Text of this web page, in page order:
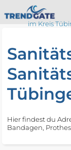
im Kreis
Hier findest du
Bandagen,